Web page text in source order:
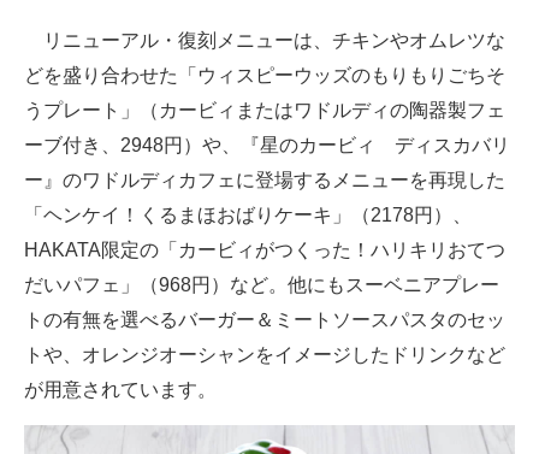
リニューアル・復刻メニューは、チキンやオムレツな
どを盛り合わせた「ウィスピーウッズのもりもりごちそ
うプレート」（カービィまたはワドルディの陶器製フェ
ーブ付き、2948円）や、『星のカービィ ディスカバリ
ー』のワドルディカフェに登場するメニューを再現した
「ヘンケイ！くるまほおばりケーキ」（2178円）、
HAKATA限定の「カービィがつくった！ハリキリおてつ
だいパフェ」（968円）など。他にもスーベニアプレー
トの有無を選べるバーガー＆ミートソースパスタのセッ
トや、オレンジオーシャンをイメージしたドリンクなど
が用意されています。